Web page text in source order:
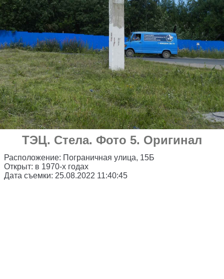
ТЭЦ. Стела. Фото 5. Оригинал
Расположение: Пограничная улица, 15Б
Открыт: в 1970-х годах
Дата съемки: 25.08.2022 11:40:45